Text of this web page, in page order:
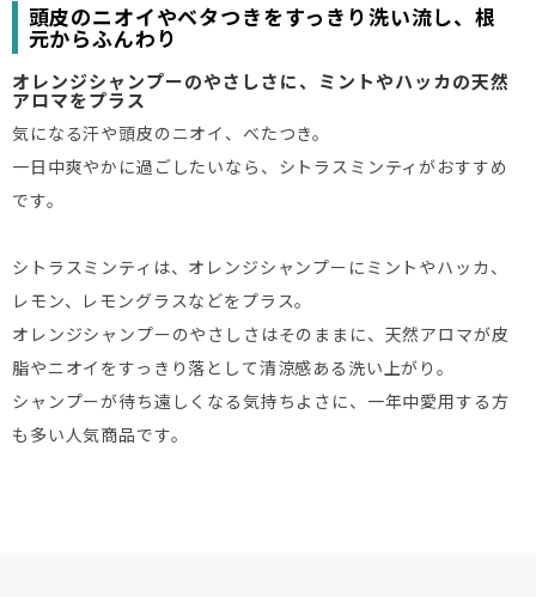
頭皮のニオイやベタつきをすっきり洗い流し、根
元からふんわり
オレンジシャンプーのやさしさに、ミントやハッカの天然
アロマをプラス
気になる汗や頭皮のニオイ、べたつき。
一日中爽やかに過ごしたいなら、シトラスミンティがおすすめ
です。
シトラスミンティは、オレンジシャンプーにミントやハッカ、
レモン、レモングラスなどをプラス。
オレンジシャンプーのやさしさはそのままに、天然アロマが皮
脂やニオイをすっきり落として清涼感ある洗い上がり。
シャンプーが待ち遠しくなる気持ちよさに、一年中愛用する方
も多い人気商品です。